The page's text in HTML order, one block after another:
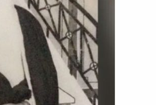
ل
ك
ت
ر
ن
ي
ا